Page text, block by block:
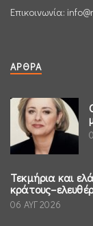
Επικοινωνία:
ΆΡΘΡΑ
Τεκμήρια και
06 ΑΥΓ 2026